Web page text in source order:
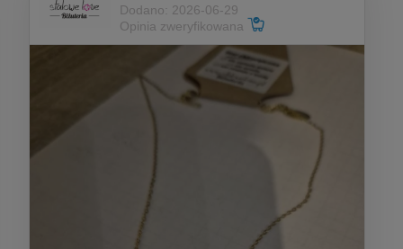
Dodano: 2026-06-29
Opinia zweryfikowana